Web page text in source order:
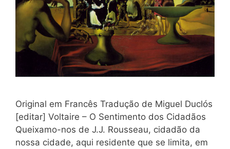
Original em Francês Tradução de Miguel Duclós
[editar] Voltaire – O Sentimento dos Cidadãos
Queixamo-nos de J.J. Rousseau, cidadão da
nossa cidade, aqui residente que se limita, em